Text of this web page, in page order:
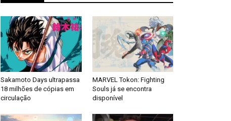
Sakamoto Days ultrapassa
18 milhões de cópias em
circulação
MARVEL Tokon: Fighting
Souls já se encontra
disponível